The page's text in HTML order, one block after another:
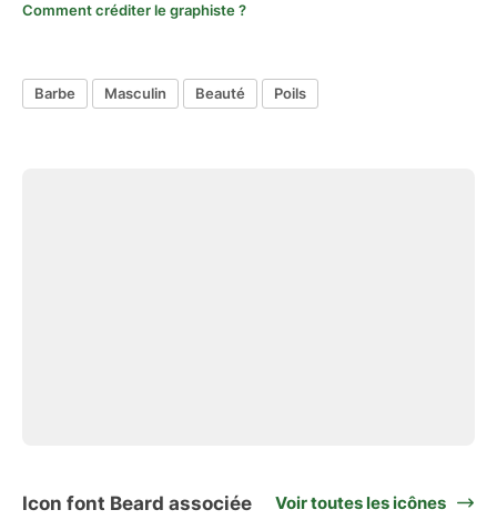
Comment créditer le graphiste ?
Barbe Masculin Beauté Poils
Icon font Beard associée Voir toutes les icônes